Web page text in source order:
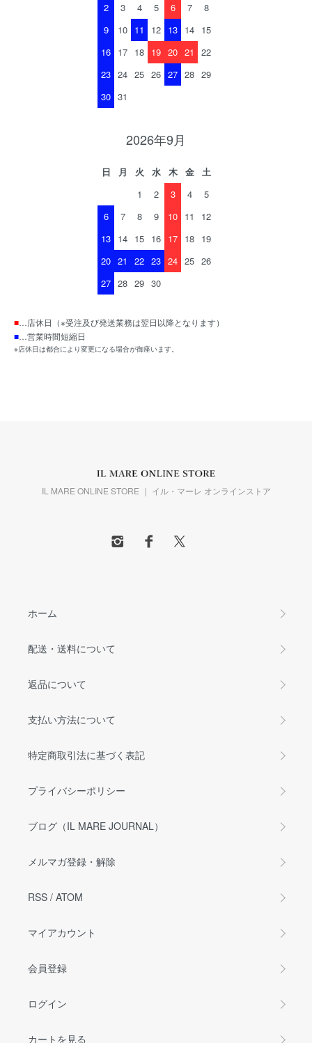
2
3 4 5 6 7
8
9
10 11 12 13 14 15
16 17 18 19 20 21
22
23 24 25 26 27 28 29
30 31
2026年9月
日 月 火 水 木 金
土
1
2 3 4
5
6
7 8 9 10 11
12
13 14 15 16 17 18 19
20 21 22 23 24 25 26
27 28 29 30
■…店休日（※受注及び発送業務は翌日以降となります）
■…営業時間短縮日
※店休日は都合により変更になる場合が御座います。
IL MARE ONLINE STORE ｜ イル・マーレ オンラインストア
ホーム
配送・送料について
返品について
支払い方法について
特定商取引法に基づく表記
プライバシーポリシー
ブログ（IL MARE JOURNAL）
メルマガ登録・解除
RSS / ATOM
マイアカウント
会員登録
ログイン
カートを見る